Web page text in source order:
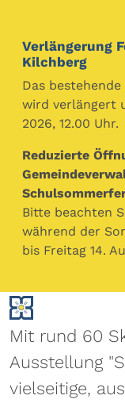
Verlängerung
Kilchberg
Das
wird verlängert
2026, 12.00 Uhr.
Reduzierte
Bitte beachten
während der
bis Freitag 14.
Freitag,
09.09.2026,
Veranstalter:
In Kalender
Mit rund 60
Ausstellung
vielseitige,